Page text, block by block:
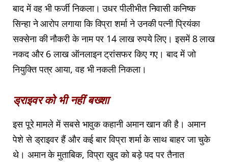
बाद में वह भी फर्जी निकला। उधर पीलीभीत निवासी कनिष्क
सिन्हा ने आरोप लगाया कि विप्रा शर्मा ने उनकी पत्नी प्रियंका
सक्सेना की नौकरी के नाम पर 14 लाख रुपये लिए। इसमें 8 लाख
नकद और 6 लाख ऑनलाइन ट्रांसफर किए गए। बाद में जो
नियुक्ति पत्र आया, वह भी नकली निकला।
ड्राइवर को भी नहीं बख्शा
इस पूरे मामले में सबसे भावुक कहानी अमान खान की है। अमान
पेशे से ड्राइवर हैं और कई बार विप्रा शर्मा के साथ बाहर जा चुके
थे। अमान के मुताबिक, विप्रा खुद को बड़े पद पर तैनात